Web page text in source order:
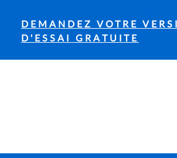
DEMANDEZ VOTRE
D'ESSAI GRATUITE